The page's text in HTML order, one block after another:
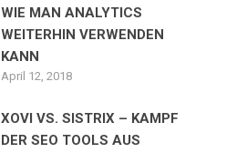
WIE MAN ANALYTICS
WEITERHIN VERWENDEN
KANN
April 12, 2018
XOVI VS. SISTRIX – KAMPF
DER SEO TOOLS AUS